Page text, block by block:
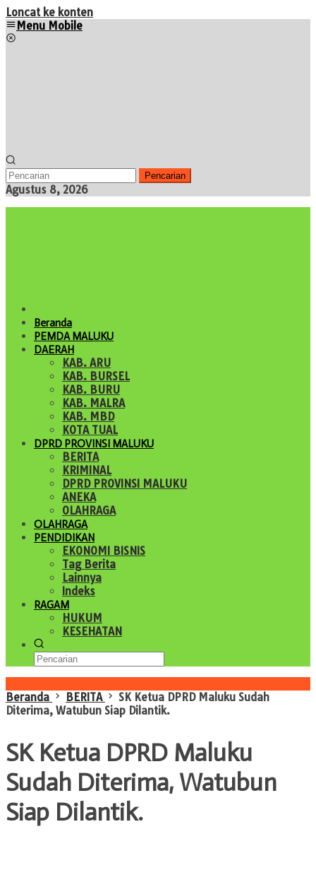
Loncat ke konten
Menu Mobile
Pencarian
Agustus 8, 2026
Beranda
PEMDA MALUKU
DAERAH
KAB. ARU
KAB. BURSEL
KAB. BURU
KAB. MALRA
KAB. MBD
KOTA TUAL
DPRD PROVINSI MALUKU
BERITA
KRIMINAL
DPRD PROVINSI MALUKU
ANEKA
OLAHRAGA
OLAHRAGA
PENDIDIKAN
EKONOMI BISNIS
Tag Berita
Lainnya
Indeks
RAGAM
HUKUM
KESEHATAN
Beranda
BERITA
SK Ketua DPRD Maluku Sudah
Diterima, Watubun Siap Dilantik.
SK Ketua DPRD Maluku
Sudah Diterima, Watubun
Siap Dilantik.